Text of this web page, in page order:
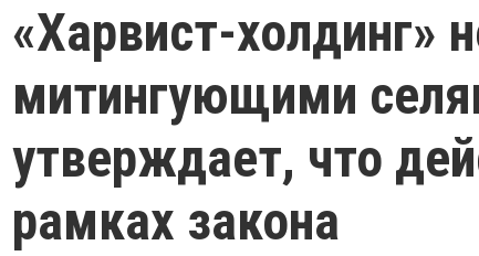
«Харвист-холдинг»
митингующими
утверждает, что
рамках закона